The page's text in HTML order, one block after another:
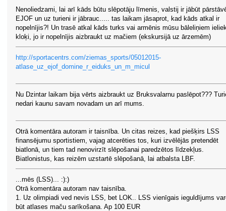
Nenoliedzami, lai arī kāds būtu slēpotāju līmenis, valstij ir jābūt
EJOF un uz turieni ir jābrauc..... tas laikam jāsaprot, kad kāds atkal ir
nopelnījis?! Un trasē atkal kāds turks vai armēnis mūsu bāleliņiem
kloķi, jo ir nopelnījis aizbraukt uz mačiem (ekskursijā uz ārzemēm)
http://sportacentrs.com/ziemas_sports/05012015-
atlase_uz_ejof_domine_r_eiduks_un_m_micul
Nu Dzintar laikam bija vērts aizbraukt uz Bruksvalarnu paslēpot???
nedari kaunu savam novadam un arī mums.
Otrā komentāra autoram ir taisnība. Un citas reizes, kad piešķirs LSS
finansējumu sportistiem, vajag atcerēties tos, kuri izvēlējās pretendēt
biatlonā, un tiem tad nenovirzīt slēpošanai paredzētos līdzekļus.
Biatlonistus, kas reizēm uzstartē slēpošanā, lai atbalsta LBF.
...mēs (LSS)... :):)
Otrā komentāra autoram nav taisnība.
1. Uz olimpiadi ved nevis LSS, bet LOK.. LSS vienīgais ieguldījums
būt atlases maču sarīkošana. Ap 100 EUR